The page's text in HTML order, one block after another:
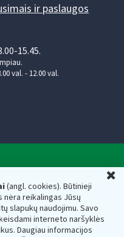
(angl. cookies). Būtinieji
reikalingas Jūsų
slapukų naudojimu. Savo
interneto naršyklės
Daugiau informacijos
ir paslaugos
15.45.
val. - 12.00 val.
— 188659752,
Lietuva, el.paštas:
188659752